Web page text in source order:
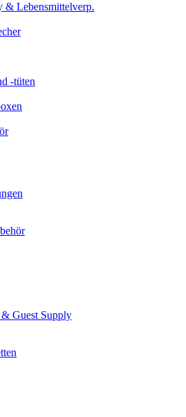
& Lebensmittelverp.
-tüten
Guest Supply